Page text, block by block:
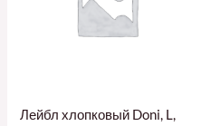
Лейбл хлопковый Doni, L,